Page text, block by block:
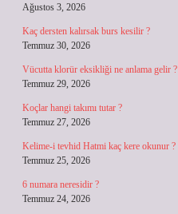
Ağustos 3, 2026
Kaç dersten kalırsak burs kesilir ?
Temmuz 30, 2026
Vücutta klorür eksikliği ne anlama gelir ?
Temmuz 29, 2026
Koçlar hangi takımı tutar ?
Temmuz 27, 2026
Kelime-i tevhid Hatmi kaç kere okunur ?
Temmuz 25, 2026
6 numara neresidir ?
Temmuz 24, 2026